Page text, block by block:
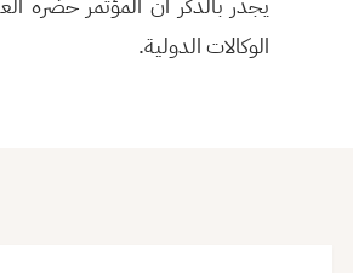
الوكالات الدولية.